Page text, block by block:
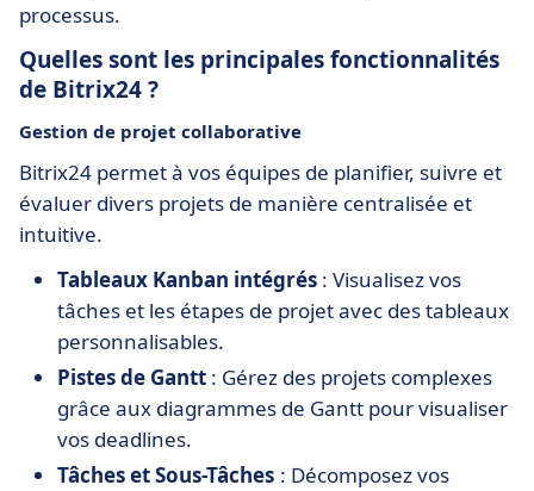
processus.
Quelles sont les principales fonctionnalités
de Bitrix24 ?
Gestion de projet collaborative
Bitrix24 permet à vos équipes de planifier, suivre et
évaluer divers projets de manière centralisée et
intuitive.
Tableaux Kanban intégrés : Visualisez vos
tâches et les étapes de projet avec des tableaux
personnalisables.
Pistes de Gantt : Gérez des projets complexes
grâce aux diagrammes de Gantt pour visualiser
vos deadlines.
Tâches et Sous-Tâches : Décomposez vos